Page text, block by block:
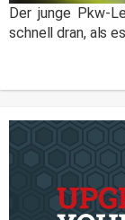
Der junge Pkw-
schnell dran, als